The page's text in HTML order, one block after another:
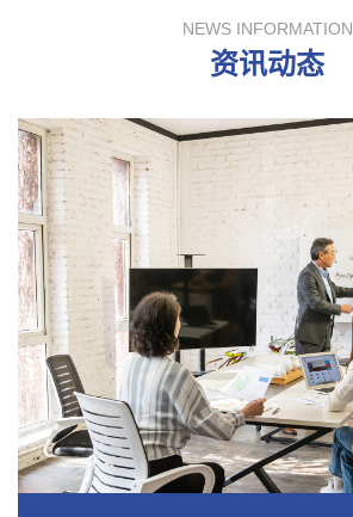
NEWS INFORMATION
资讯动态